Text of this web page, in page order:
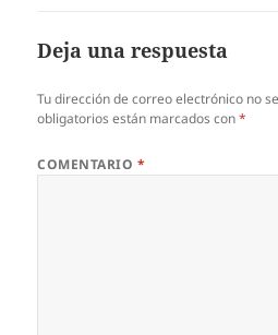
Deja una respuesta
Tu dirección de correo electrónico no
obligatorios están marcados con*
COMENTARIO *